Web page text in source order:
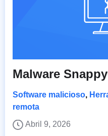
Malware
Software malicioso,
remota
Abril 9, 2026